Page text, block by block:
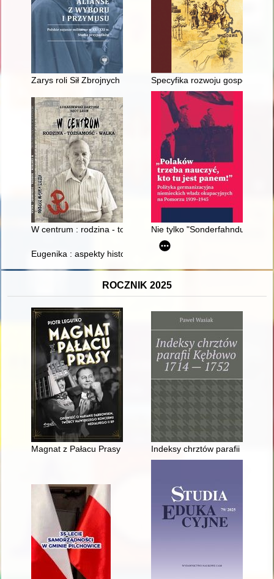
Zarys roli Sił Zbrojnych PRL w Układzie Warszawskim w
Specyfika rozwoju
W centrum : rodzina - tożsamość - walka
Nie tylko
Eugenika : aspekty historyczne, biologiczne i edukacyjne
ROCZNIK 2025
Magnat z Pałacu Prasy : opowieść o Marianie Dąbrowskim,
Indeksy chrztów parafii